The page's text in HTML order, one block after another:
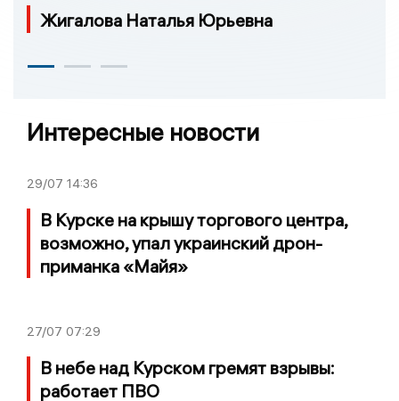
Жигалова Наталья Юрьевна
Интересные новости
29/07 14:36
В Курске на крышу торгового центра,
возможно, упал украинский дрон-
приманка «Майя»
27/07 07:29
В небе над Курском гремят взрывы:
работает ПВО